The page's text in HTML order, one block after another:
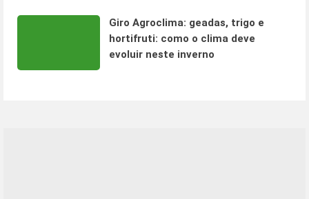
Giro Agroclima: geadas, trigo e
hortifruti: como o clima deve
evoluir neste inverno